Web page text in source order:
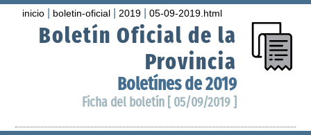
inicio boletin-oficial 2019 |05-09-2019.html
Boletín Oficial de la
Provincia
Boletínes de 2019
Ficha del boletín [ 05/09/2019 ]